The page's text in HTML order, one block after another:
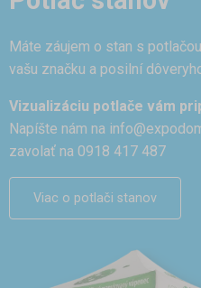
Máte záujem o stan s
vašu značku a posilní
Vizualizáciu potlače vám
Napíšte nám na
zavolať na 0918 417 487
Viac o potlači stanov